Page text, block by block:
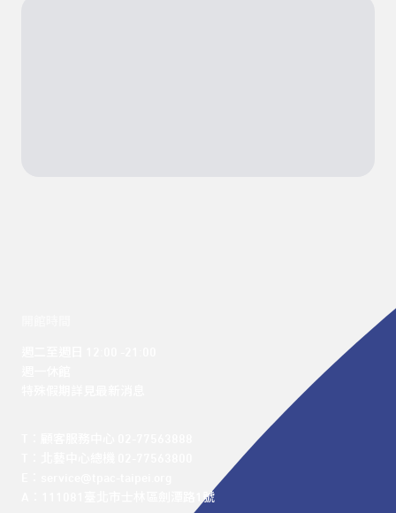
A：111081臺北市士林區劍潭路1號